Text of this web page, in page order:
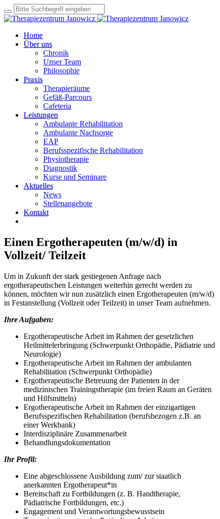
Home
Über uns
Chronik
Unser Team
Philosophie
Praxis
Therapieräume
Gefäß-Parcours
Cafeteria
Leistungen
Ambulante Rehabilitation
Ambulante Nachsorge
EAP
Berufsspezifische Rehabilitation
Physiotherapie
Diagnostik
Kurse und Seminare
Aktuelles
News
Stellenangebote
Kontakt
Einen Ergotherapeuten (m/w/d) in
Vollzeit/ Teilzeit
Um in Zukunft der stark gestiegenen Anfrage nach
ergotherapeutischen Leistungen weiterhin gerecht werden zu
können, möchten wir nun zusätzlich einen Ergotherapeuten (m/w/d)
in Festanstellung (Vollzeit oder Teilzeit) in unser Team aufnehmen.
Ihre Aufgaben:
Ergotherapeutische Arbeit im Rahmen der gesetzlichen
Heilmittelerbringung (Schwerpunkt Orthopädie, Pädiatrie und
Neurologie)
Ergotherapeutische Arbeit im Rahmen der ambulanten
Rehabilitation (Schwerpunkt Orthopädie)
Ergotherapeutische Betreuung der Patienten in der
medizinischen Trainingstherapie (im freien Raum an Geräten
und Hilfsmitteln)
Ergotherapeutische Arbeit im Rahmen der einzigartigen
Berufsspezifischen Rehabilitation (berufsbezogen z.B. an
einer Werkbank)
Interdisziplinäre Zusammenarbeit
Behandlungsdokumentation
Ihr Profil:
Eine abgeschlossene Ausbildung zum/ zur staatlich
anerkannten Ergotherapeut*in
Bereitschaft zu Fortbildungen (z. B. Handtherapie,
Pädiatrische Fortbildungen, etc.)
Engagement und Verantwortungsbewusstsein